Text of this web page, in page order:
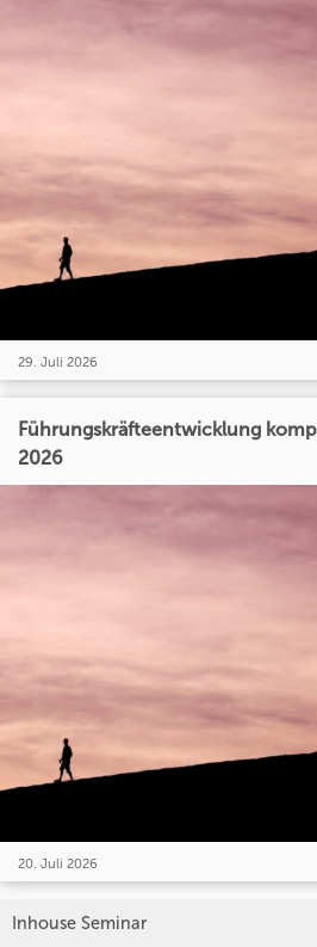
29. Juli 2026
Führungskräfteentwicklung
2026
20. Juli 2026
Inhouse Seminar